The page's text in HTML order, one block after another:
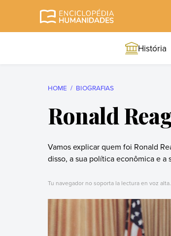
História
HOME BIOGRAFIAS
Ronald
Vamos explicar quem foi Ronald
disso, a sua política econômica e a
Tu navegador no soporta la lectura en voz alta.